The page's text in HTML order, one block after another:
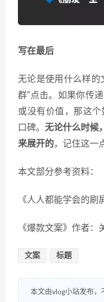
写在最后
无论是使用什么样的
群”点击。如果你传
或没有价值，那这
口碑。无论什么时候
来展开的，记住这一
本文部分参考资料：
《人人都能学会的刷
《爆款文案》作者：
文案 标题
本文由vlog小站发布，